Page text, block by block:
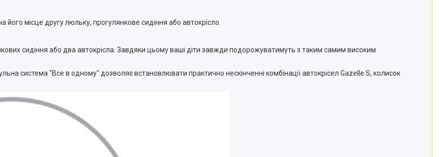
його місце другу люльку, прогулянкове сидіння або автокрісло.
сидіння або два автокрісла. Завдяки цьому ваші діти завжди подорожуватимуть з таким самим високим
система "Все в одному" дозволяє встановлювати практично нескінченні комбінації автокрісел Gazelle S, колисок